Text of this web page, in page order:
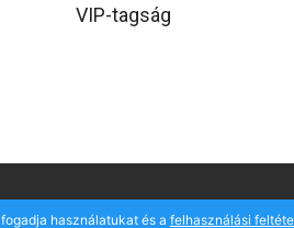
VIP-tagság
használatukat és a felhasználási